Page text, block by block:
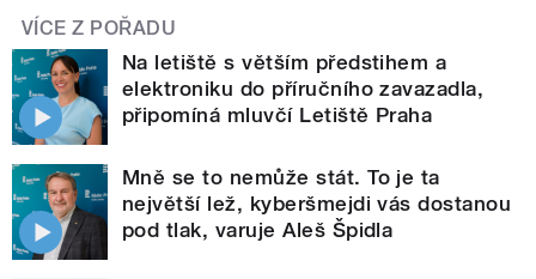
VÍCE Z POŘADU
Na letiště s větším předstihem a
elektroniku do příručního zavazadla,
připomíná mluvčí Letiště Praha
Mně se to nemůže stát. To je ta
největší lež, kyberšmejdi vás dostanou
pod tlak, varuje Aleš Špidla